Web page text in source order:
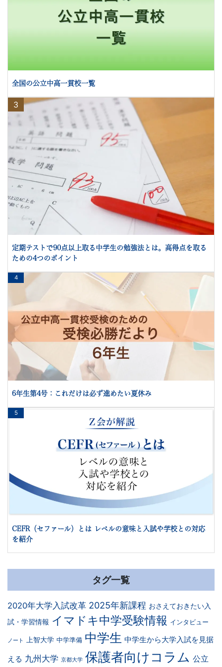
全国の公立中高一貫校一覧
3
定期テストで90点以上取る中学生の勉強法とは。高得点を取る
ための4つのポイント
4
6年生第4号：これだけは必ず進めたい夏休み
5
CEFR（セファール）とは レベルの意味と入試や学校との対応
を紹介
タグ一覧
2020年大学入試改革 2025年新課程 おさえておきたい入
試・学習情報 イマドキ中学受験情報 インタビュー
ノート 上智大学 中学準備 中学生 中学生から大学入試を見据
える 九州大学 京都大学 保護者向けコラム 公立